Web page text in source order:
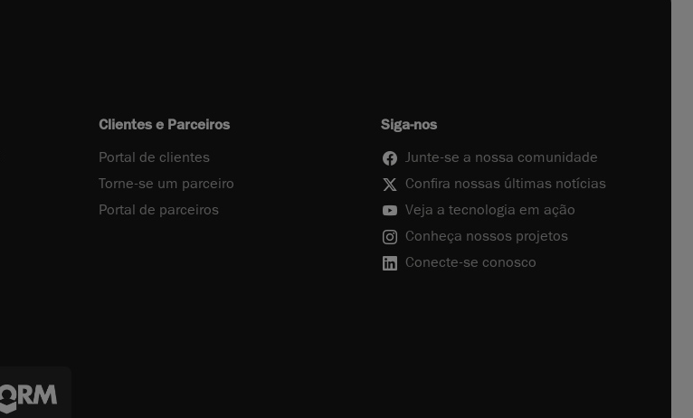
Clientes e Parceiros
Portal de clientes
Torne-se um parceiro
Portal de parceiros
Siga-nos
Junte-se a nossa comunidade
Confira nossas últimas notícias
Veja a tecnologia em ação
Conheça nossos projetos
Conecte-se conosco